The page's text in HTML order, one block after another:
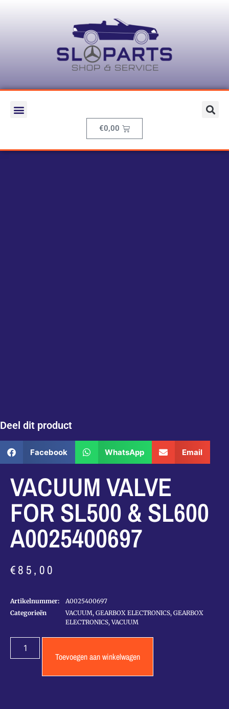
€0,00
Deel dit product
Facebook WhatsApp Email
VACUUM VALVE
FOR SL500 & SL600
A0025400697
€85,00
Artikelnummer:
A0025400697
Categorieën
VACUUM, GEARBOX ELECTRONICS, GEARBOX
ELECTRONICS,VACUUM
Toevoegen aan winkelwagen